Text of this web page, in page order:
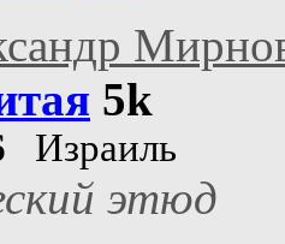
5k
Израиль
этюд